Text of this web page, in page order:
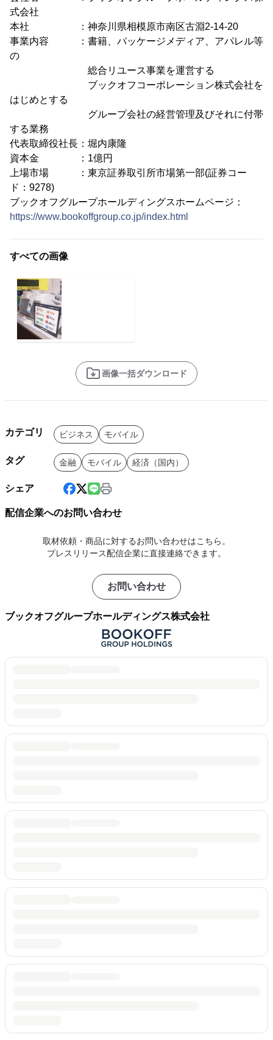
式会社
本社 ：神奈川県相模原市南区古淵2-14-20
事業内容 ：書籍、パッケージメディア、アパレル等
の
総合リユース事業を運営する
ブックオフコーポレーション株式会社を
はじめとする
グループ会社の経営管理及びそれに付帯
する業務
代表取締役社長：堀内康隆
資本金 ：1億円
上場市場 ：東京証券取引所市場第一部(証券コー
ド：9278)
ブックオフグループホールディングスホームページ：
https://www.bookoffgroup.co.jp/index.html
すべての画像
画像一括ダウンロード
カテゴリ ビジネス モバイル
タグ 金融 モバイル 経済（国内）
シェア
配信企業へのお問い合わせ
取材依頼・商品に対するお問い合わせはこちら。
プレスリリース配信企業に直接連絡できます。
お問い合わせ
ブックオフグループホールディングス株式会社